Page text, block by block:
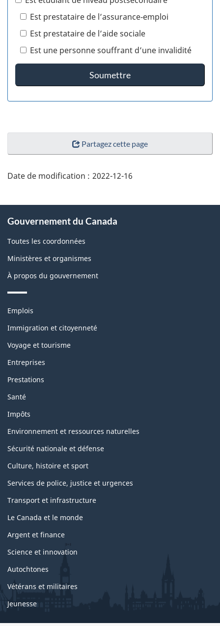
Est prestataire de l’assurance‐emploi
Est prestataire de l’aide sociale
Est une personne souffrant d’une invalidité
Soumettre
"Détails
page"
Partagez cette page
Date de modification : 2022-12-16
propos
de
ce
Gouvernement du Canada
Toutes les coordonnées
Ministères et organismes
À propos du gouvernement
Thèmes
sujets
Emplois
Immigration et citoyenneté
Voyage et tourisme
Entreprises
Prestations
Santé
Impôts
Environnement et ressources naturelles
Sécurité nationale et défense
Culture, histoire et sport
Services de police, justice et urgences
Transport et infrastructure
Le Canada et le monde
Argent et finance
Science et innovation
Autochtones
Vétérans et militaires
Jeunesse